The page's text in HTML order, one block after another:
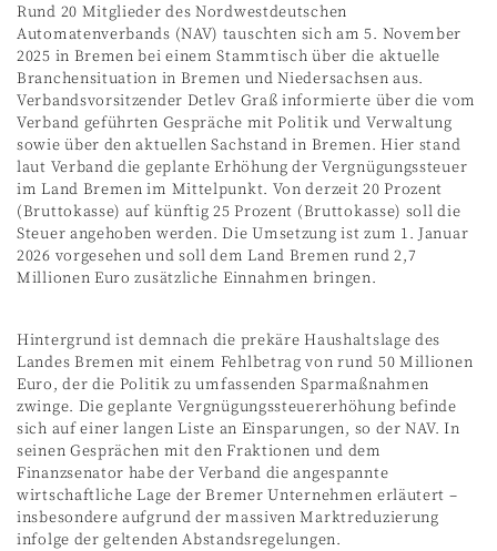
Rund 20 Mitglieder des Nordwestdeutschen
Automatenverbands (NAV) tauschten sich am 5. November
2025 in Bremen bei einem Stammtisch über die aktuelle
Branchensituation in Bremen und Niedersachsen aus.
Verbandsvorsitzender Detlev Graß informierte über die vom
Verband geführten Gespräche mit Politik und Verwaltung
sowie über den aktuellen Sachstand in Bremen. Hier stand
laut Verband die geplante Erhöhung der Vergnügungssteuer
im Land Bremen im Mittelpunkt. Von derzeit 20 Prozent
(Bruttokasse) auf künftig 25 Prozent (Bruttokasse) soll die
Steuer angehoben werden. Die Umsetzung ist zum 1. Januar
2026 vorgesehen und soll dem Land Bremen rund 2,7
Millionen Euro zusätzliche Einnahmen bringen.
Hintergrund ist demnach die prekäre Haushaltslage des
Landes Bremen mit einem Fehlbetrag von rund 50 Millionen
Euro, der die Politik zu umfassenden Sparmaßnahmen
zwinge. Die geplante Vergnügungssteuererhöhung befinde
sich auf einer langen Liste an Einsparungen, so der NAV. In
seinen Gesprächen mit den Fraktionen und dem
Finanzsenator habe der Verband die angespannte
wirtschaftliche Lage der Bremer Unternehmen erläutert –
insbesondere aufgrund der massiven Marktreduzierung
infolge der geltenden Abstandsregelungen.